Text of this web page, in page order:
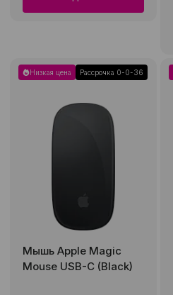
Низкая цена Рассрочка 0-0-36
Мышь Apple Magic
Mouse USB-C (Black)